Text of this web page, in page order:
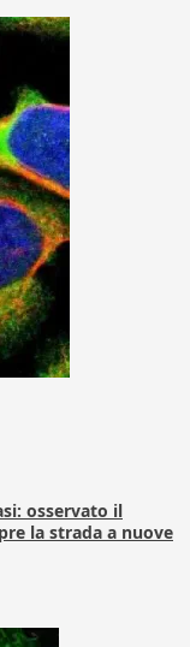
osservato il
la strada a nuove